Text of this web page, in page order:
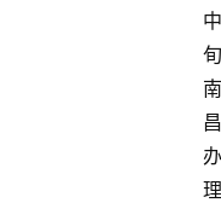
中
旬
南
昌
办
理